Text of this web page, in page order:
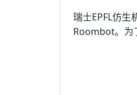
瑞士EPFL仿
Roombot。为